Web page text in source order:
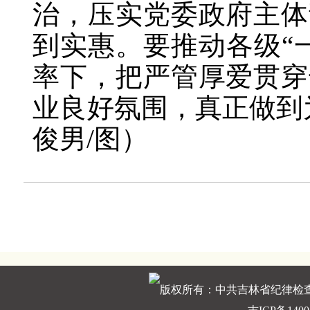
治，压实党委政府主
到实惠。要推动各级“
率下，把严管厚爱贯
业良好氛围，真正做
俊男/图）
版权所有：中共吉林省纪律检